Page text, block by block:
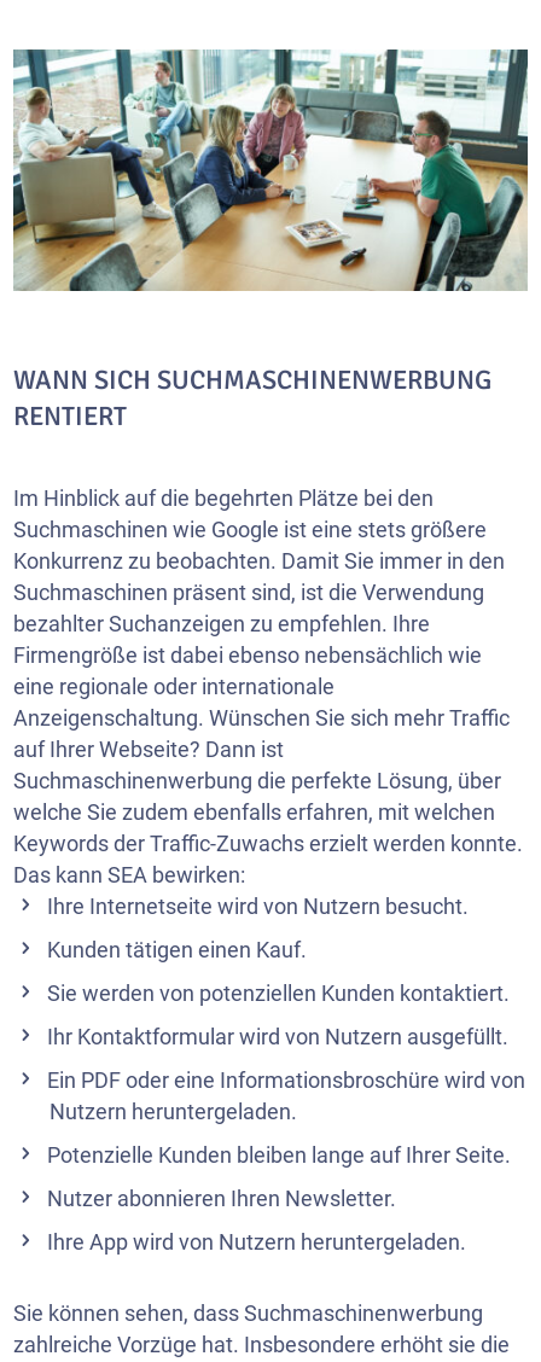
WANN SICH SUCHMASCHINENWERBUNG
RENTIERT
Im Hinblick auf die begehrten Plätze bei den
Suchmaschinen wie Google ist eine stets größere
Konkurrenz zu beobachten. Damit Sie immer in den
Suchmaschinen präsent sind, ist die Verwendung
bezahlter Suchanzeigen zu empfehlen. Ihre
Firmengröße ist dabei ebenso nebensächlich wie
eine regionale oder internationale
Anzeigenschaltung. Wünschen Sie sich mehr Traffic
auf Ihrer Webseite? Dann ist
Suchmaschinenwerbung die perfekte Lösung, über
welche Sie zudem ebenfalls erfahren, mit welchen
Keywords der Traffic-Zuwachs erzielt werden konnte.
Das kann SEA bewirken:
Ihre Internetseite wird von Nutzern besucht.
Kunden tätigen einen Kauf.
Sie werden von potenziellen Kunden kontaktiert.
Ihr Kontaktformular wird von Nutzern ausgefüllt.
Ein PDF oder eine Informationsbroschüre wird von
Nutzern heruntergeladen.
Potenzielle Kunden bleiben lange auf Ihrer Seite.
Nutzer abonnieren Ihren Newsletter.
Ihre App wird von Nutzern heruntergeladen.
Sie können sehen, dass Suchmaschinenwerbung
zahlreiche Vorzüge hat. Insbesondere erhöht sie die